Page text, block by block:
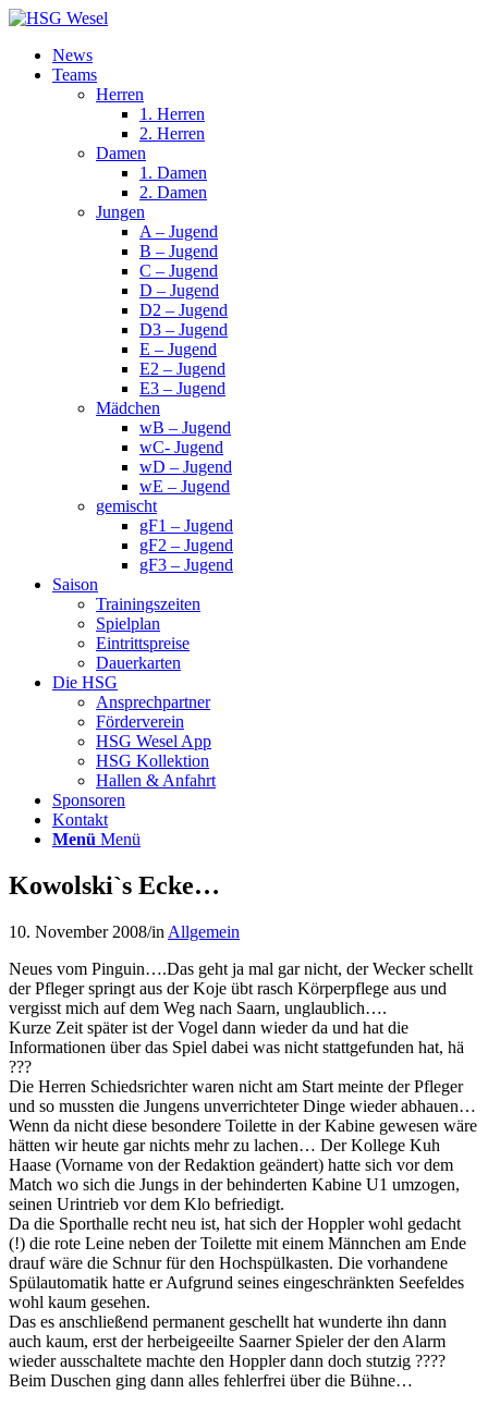
News
Teams
Herren
1. Herren
2. Herren
Damen
1. Damen
2. Damen
Jungen
A – Jugend
B – Jugend
C – Jugend
D – Jugend
D2 – Jugend
D3 – Jugend
E – Jugend
E2 – Jugend
E3 – Jugend
Mädchen
wB – Jugend
wC- Jugend
wD – Jugend
wE – Jugend
gemischt
gF1 – Jugend
gF2 – Jugend
gF3 – Jugend
Saison
Trainingszeiten
Spielplan
Eintrittspreise
Dauerkarten
Die HSG
Ansprechpartner
Förderverein
HSG Wesel App
HSG Kollektion
Hallen & Anfahrt
Sponsoren
Kontakt
Menü Menü
Kowolski`s Ecke…
10. November 2008/in Allgemein
Neues vom Pinguin….Das geht ja mal gar nicht, der Wecker schellt
der Pfleger springt aus der Koje übt rasch Körperpflege aus und
vergisst mich auf dem Weg nach Saarn, unglaublich….
Kurze Zeit später ist der Vogel dann wieder da und hat die
Informationen über das Spiel dabei was nicht stattgefunden hat, hä
???
Die Herren Schiedsrichter waren nicht am Start meinte der Pfleger
und so mussten die Jungens unverrichteter Dinge wieder abhauen…
Wenn da nicht diese besondere Toilette in der Kabine gewesen wäre
hätten wir heute gar nichts mehr zu lachen… Der Kollege Kuh
Haase (Vorname von der Redaktion geändert) hatte sich vor dem
Match wo sich die Jungs in der behinderten Kabine U1 umzogen,
seinen Urintrieb vor dem Klo befriedigt.
Da die Sporthalle recht neu ist, hat sich der Hoppler wohl gedacht
(!) die rote Leine neben der Toilette mit einem Männchen am Ende
drauf wäre die Schnur für den Hochspülkasten. Die vorhandene
Spülautomatik hatte er Aufgrund seines eingeschränkten Seefeldes
wohl kaum gesehen.
Das es anschließend permanent geschellt hat wunderte ihn dann
auch kaum, erst der herbeigeeilte Saarner Spieler der den Alarm
wieder ausschaltete machte den Hoppler dann doch stutzig ????
Beim Duschen ging dann alles fehlerfrei über die Bühne…